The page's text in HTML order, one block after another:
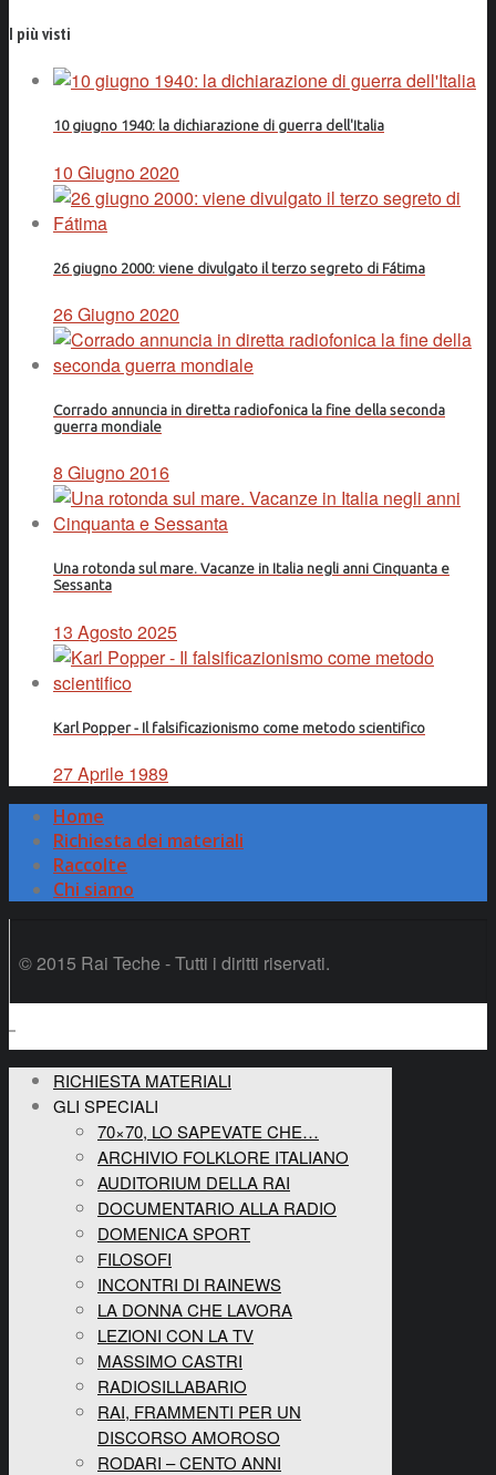
I più visti
10 giugno 1940: la dichiarazione di guerra dell'Italia
10 Giugno 2020
26 giugno 2000: viene divulgato il terzo segreto di Fátima
26 Giugno 2020
Corrado annuncia in diretta radiofonica la fine della seconda
guerra mondiale
8 Giugno 2016
Una rotonda sul mare. Vacanze in Italia negli anni Cinquanta e
Sessanta
13 Agosto 2025
Karl Popper - Il falsificazionismo come metodo scientifico
27 Aprile 1989
Home
Richiesta dei materiali
Raccolte
Chi siamo
© 2015 Rai Teche - Tutti i diritti riservati.
RICHIESTA MATERIALI
GLI SPECIALI
70×70, LO SAPEVATE CHE…
ARCHIVIO FOLKLORE ITALIANO
AUDITORIUM DELLA RAI
DOCUMENTARIO ALLA RADIO
DOMENICA SPORT
FILOSOFI
INCONTRI DI RAINEWS
LA DONNA CHE LAVORA
LEZIONI CON LA TV
MASSIMO CASTRI
RADIOSILLABARIO
RAI, FRAMMENTI PER UN
DISCORSO AMOROSO
RODARI – CENTO ANNI